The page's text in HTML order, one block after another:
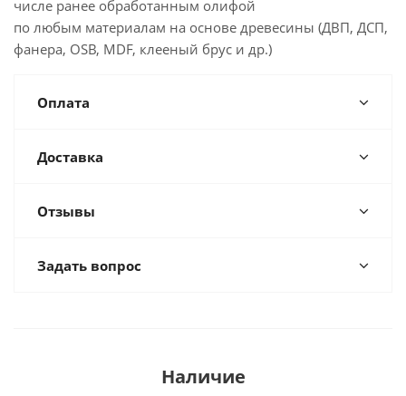
числе ранее обработанным олифой
по любым материалам на основе древесины (ДВП, ДСП,
фанера, OSB, MDF, клееный брус и др.)
Оплата
Доставка
Отзывы
Задать вопрос
Наличие